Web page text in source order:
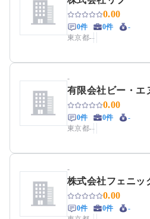
0.00
0件 0件
-
東京都--
-
有限会社ビー・エ
0.00
0件 0件
-
東京都--
-
株式会社フェニッ
0.00
0件 0件
-